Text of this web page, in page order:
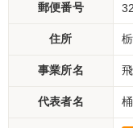
郵便番号
住所
事業所名
代表者名